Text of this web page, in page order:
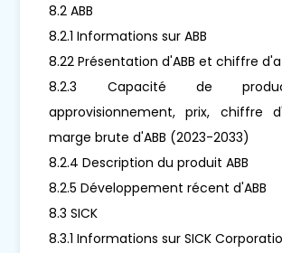
8.2 ABB
8.2.1 Informations sur ABB
8.22 Présentation d'ABB et chiffre
8.2.3 Capacité de
approvisionnement, prix, chiffre
marge brute d'ABB (2023-2033)
8.2.4 Description du produit ABB
8.2.5 Développement récent d'ABB
8.3 SICK
8.3.1 Informations sur SICK